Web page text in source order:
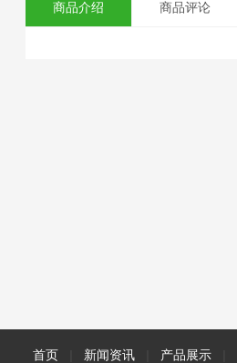
商品介绍 商品评论
首页 新闻资讯 产品展示